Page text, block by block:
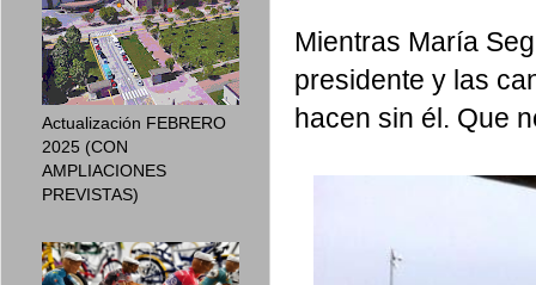
Mientras María
presidente y las
hacen sin él. Que
Actualización FEBRERO
2025 (CON
AMPLIACIONES
PREVISTAS)